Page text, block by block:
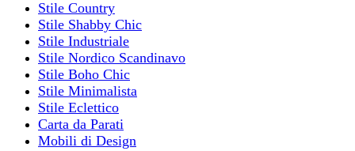
Stile Country
Stile Shabby Chic
Stile Industriale
Stile Nordico Scandinavo
Stile Boho Chic
Stile Minimalista
Stile Eclettico
Carta da Parati
Mobili di Design